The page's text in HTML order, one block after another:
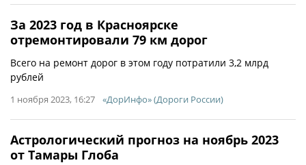
За 2023 год в Красноярске
отремонтировали 79 км дорог
Всего на ремонт дорог в этом году потратили 3,2 млрд
рублей
1 ноября 2023, 16:27 «ДорИнфо» (Дороги России)
Астрологический прогноз на ноябрь 2023
от Тамары Глоба